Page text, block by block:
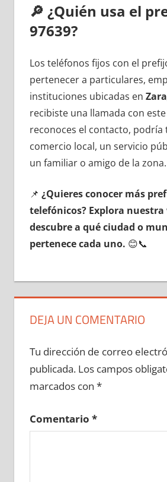
🔎 ¿Quién usa el
97639?
Los teléfonos fijos сοn el
pertenecer а particulares,
instituciones ubicadas en
recibiste una llamada сοn
reconoces el contacto, podría
comercio local, un servicio
un familiar ο amigo dе la zona.
📌 ¿Quieres conocer mа́s
telefónicos? Explora nuestra
descubre а qué ciudad ο
pertenece cada uno. 😊📞
DEJA UN COMENTARIO
Tu dirección de correo
publicada. Los campos
marcados con *
Comentario *